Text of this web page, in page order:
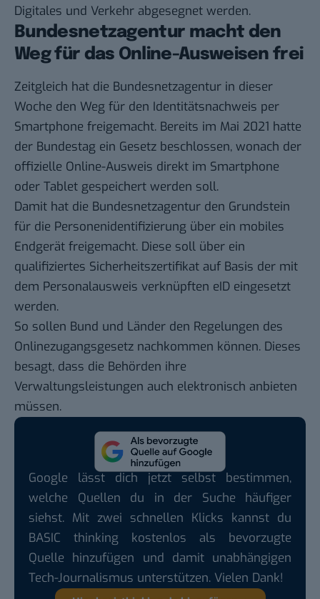
Digitales und Verkehr abgesegnet werden.
Bundesnetzagentur macht den
Weg für das Online-Ausweisen frei
Zeitgleich hat die Bundesnetzagentur in dieser
Woche den Weg für den Identitätsnachweis per
Smartphone freigemacht. Bereits im Mai 2021 hatte
der Bundestag ein Gesetz beschlossen, wonach der
offizielle Online-Ausweis direkt im Smartphone
oder Tablet gespeichert werden soll.
Damit hat die Bundesnetzagentur den Grundstein
für die Personenidentifizierung über ein mobiles
Endgerät freigemacht. Diese soll über ein
qualifiziertes Sicherheitszertifikat auf Basis der mit
dem Personalausweis verknüpften eID eingesetzt
werden.
So sollen Bund und Länder den Regelungen des
Onlinezugangsgesetz nachkommen können. Dieses
besagt, dass die Behörden ihre
Verwaltungsleistungen auch elektronisch anbieten
müssen.
Google lässt dich jetzt selbst bestimmen,
welche Quellen du in der Suche häufiger
siehst. Mit zwei schnellen Klicks kannst du
BASIC thinking kostenlos als bevorzugte
Quelle hinzufügen und damit unabhängigen
Tech-Journalismus unterstützen. Vielen Dank!